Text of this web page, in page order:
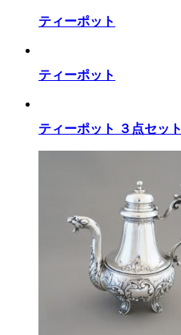
ティーポット
ティーポット
ティーポット ３点セット